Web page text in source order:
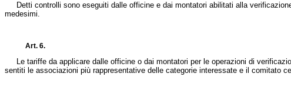
Detti controlli sono eseguiti dalle officine e dai montatori abilitati alla
medesimi.
Art. 6.
Le tariffe da applicare dalle officine o dai montatori per le operazioni di
sentiti le associazioni più rappresentative delle categorie interessate e il comitato